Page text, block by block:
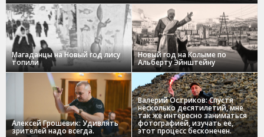
Магаданцы на Новый год лису
топили
Новый год на Колыме по
Альберту Эйнштейну
Алексей Грошевик: Удивлять
зрителей надо всегда.
Валерий Остриков: Спустя
несколько десятилетий, мне
так же интересно заниматься
фотографией, изучать ее,
этот процесс бесконечен.